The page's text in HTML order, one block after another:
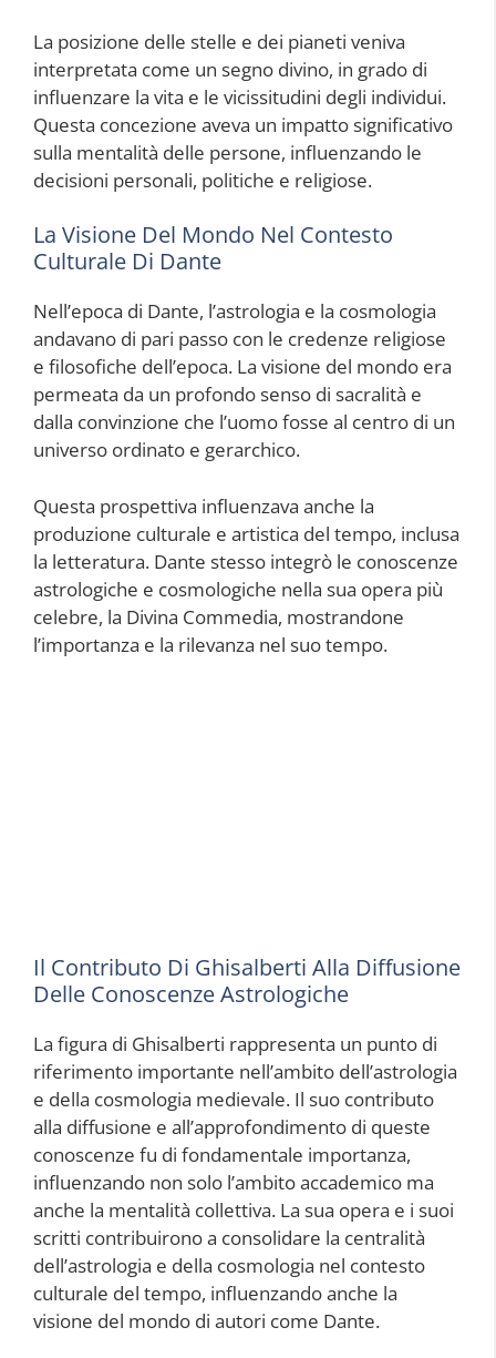
La posizione delle stelle e dei pianeti veniva
interpretata come un segno divino, in grado di
influenzare la vita e le vicissitudini degli individui.
Questa concezione aveva un impatto significativo
sulla mentalità delle persone, influenzando le
decisioni personali, politiche e religiose.
La Visione Del Mondo Nel Contesto
Culturale Di Dante
Nell’epoca di Dante, l’astrologia e la cosmologia
andavano di pari passo con le credenze religiose
e filosofiche dell’epoca. La visione del mondo era
permeata da un profondo senso di sacralità e
dalla convinzione che l’uomo fosse al centro di un
universo ordinato e gerarchico.
Questa prospettiva influenzava anche la
produzione culturale e artistica del tempo, inclusa
la letteratura. Dante stesso integrò le conoscenze
astrologiche e cosmologiche nella sua opera più
celebre, la Divina Commedia, mostrandone
l’importanza e la rilevanza nel suo tempo.
Il Contributo Di Ghisalberti Alla Diffusione
Delle Conoscenze Astrologiche
La figura di Ghisalberti rappresenta un punto di
riferimento importante nell’ambito dell’astrologia
e della cosmologia medievale. Il suo contributo
alla diffusione e all’approfondimento di queste
conoscenze fu di fondamentale importanza,
influenzando non solo l’ambito accademico ma
anche la mentalità collettiva. La sua opera e i suoi
scritti contribuirono a consolidare la centralità
dell’astrologia e della cosmologia nel contesto
culturale del tempo, influenzando anche la
visione del mondo di autori come Dante.